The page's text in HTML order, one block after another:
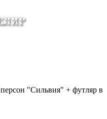
"Сильвия" + футляр в